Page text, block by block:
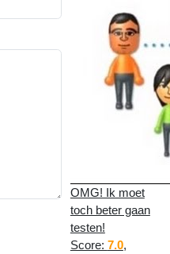
OMG! Ik moet
toch beter gaan
testen!
Score: 7.0,